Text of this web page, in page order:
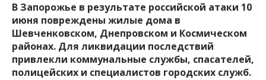
В Запорожье в результате российской атаки 10
июня повреждены жилые дома в
Шевченковском, Днепровском и Космическом
районах. Для ликвидации последствий
привлекли коммунальные службы, спасателей,
полицейских и специалистов городских служб.